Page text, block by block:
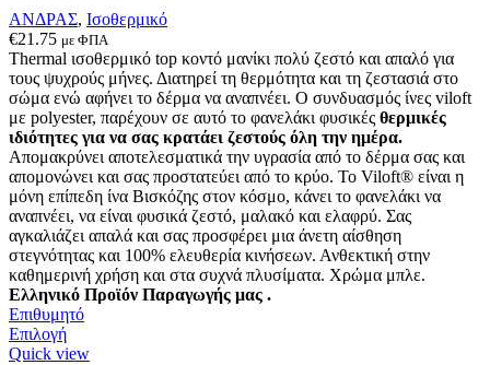
προϊόντος
ΑΝΔΡΑΣ, Ισοθερμικό
€21.75 με ΦΠΑ
Thermal ισοθερμικό top κοντό μανίκι πολύ ζεστό και απαλό για
τους ψυχρούς μήνες. Διατηρεί τη θερμότητα και τη ζεστασιά στο
σώμα ενώ αφήνει το δέρμα να αναπνέει. Ο συνδυασμός ίνες viloft
με polyester, παρέχουν σε αυτό το φανελάκι φυσικές θερμικές
ιδιότητες για να σας κρατάει ζεστούς όλη την ημέρα.
Απομακρύνει αποτελεσματικά την υγρασία από το δέρμα σας και
απομονώνει και σας προστατεύει από το κρύο. Το Viloft® είναι η
μόνη επίπεδη ίνα Βισκόζης στον κόσμο, κάνει το φανελάκι να
αναπνέει, να είναι φυσικά ζεστό, μαλακό και ελαφρύ. Σας
αγκαλιάζει απαλά και σας προσφέρει μια άνετη αίσθηση
στεγνότητας και 100% ελευθερία κινήσεων. Ανθεκτική στην
καθημερινή χρήση και στα συχνά πλυσίματα. Χρώμα μπλε.
Ελληνικό Προϊόν Παραγωγής μας .
Επιθυμητό
ΕπιλογήΑυτό
το
Quick view